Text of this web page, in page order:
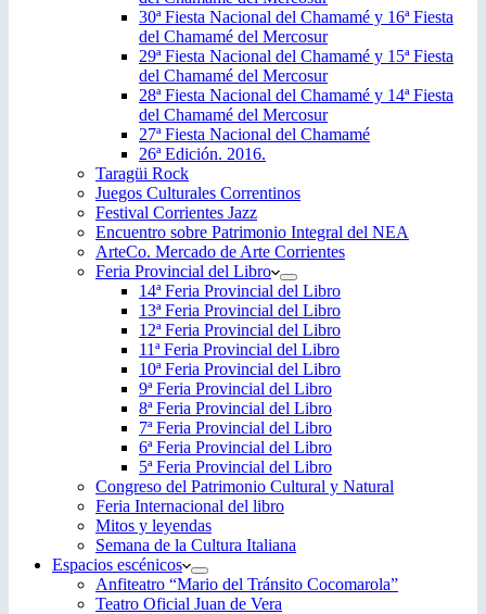
30ª Fiesta Nacional del Chamamé y 16ª Fiesta
del Chamamé del Mercosur
29ª Fiesta Nacional del Chamamé y 15ª Fiesta
del Chamamé del Mercosur
28ª Fiesta Nacional del Chamamé y 14ª Fiesta
del Chamamé del Mercosur
27ª Fiesta Nacional del Chamamé
26ª Edición. 2016.
Taragüi Rock
Juegos Culturales Correntinos
Festival Corrientes Jazz
Encuentro sobre Patrimonio Integral del NEA
ArteCo. Mercado de Arte Corrientes
Feria Provincial del Libro
14ª Feria Provincial del Libro
13ª Feria Provincial del Libro
12ª Feria Provincial del Libro
11ª Feria Provincial del Libro
10ª Feria Provincial del Libro
9ª Feria Provincial del Libro
8ª Feria Provincial del Libro
7ª Feria Provincial del Libro
6ª Feria Provincial del Libro
5ª Feria Provincial del Libro
Congreso del Patrimonio Cultural y Natural
Feria Internacional del libro
Mitos y leyendas
Semana de la Cultura Italiana
Espacios escénicos
Anfiteatro “Mario del Tránsito Cocomarola”
Teatro Oficial Juan de Vera